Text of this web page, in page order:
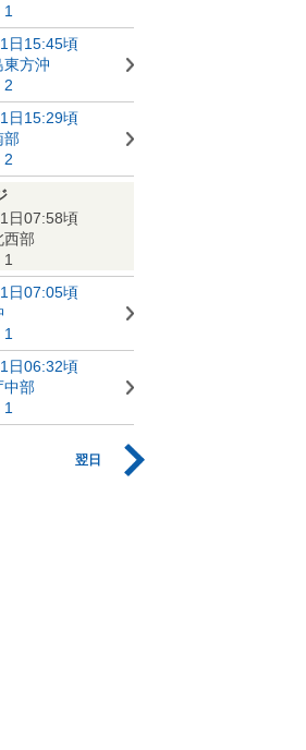
日15:45頃
東方沖
2
日15:29頃
部
2
日07:58頃
西部
日07:05頃
日06:32頃
中部
翌日